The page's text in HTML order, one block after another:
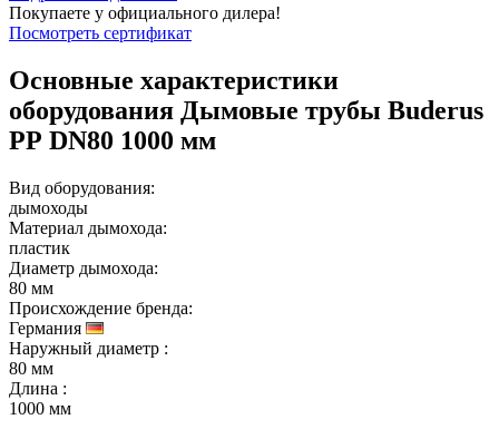
Покупаете у официального дилера!
Посмотреть сертификат
Основные характеристики
оборудования Дымовые трубы Buderus
РР DN80 1000 мм
Вид оборудования:
дымоходы
Материал дымохода:
пластик
Диаметр дымохода:
80 мм
Происхождение бренда:
Германия
Наружный диаметр :
80 мм
Длина :
1000 мм